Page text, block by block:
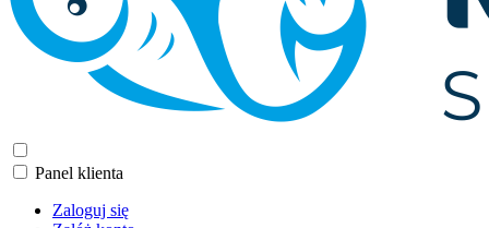
Panel klienta
Zaloguj się